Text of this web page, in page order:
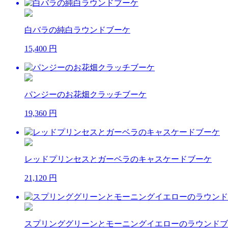
白バラの純白ラウンドブーケ
15,400 円
パンジーのお花畑クラッチブーケ
19,360 円
レッドプリンセスとガーベラのキャスケードブーケ
21,120 円
スプリンググリーンとモーニングイエローのラウンド